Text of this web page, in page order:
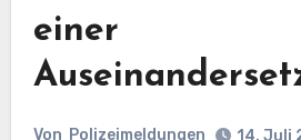
einer
Von Polizeimeldungen 14. Juli